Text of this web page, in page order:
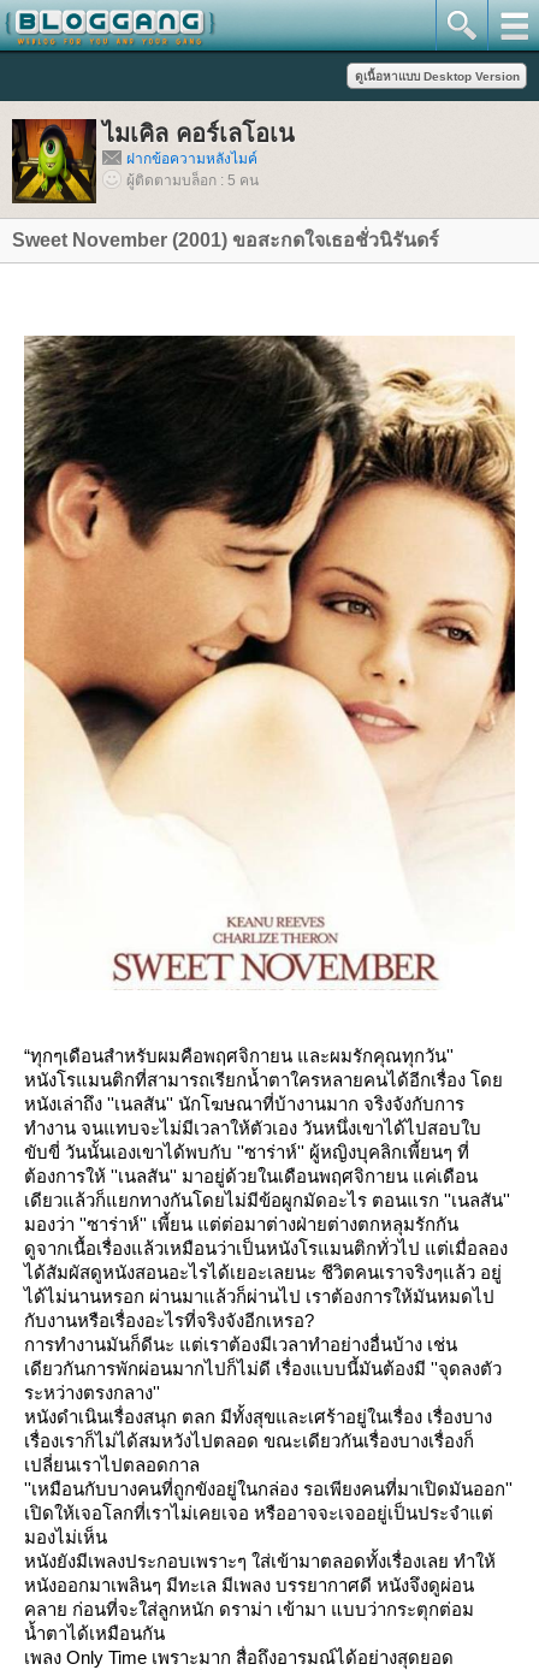
ไมเคิล คอร์เลโอเน
ฝากข้อความหลังไมค์
ผู้ติดตามบล็อก : 5 คน
Sweet November (2001) ขอสะกดใจเธอชั่วนิรันดร์
“ทุกๆเดือนสำหรับผมคือพฤศจิกายน และผมรักคุณทุกวัน''
หนังโรแมนติกที่สามารถเรียกน้ำตาใครหลายคนได้อีกเรื่อง โด
หนังเล่าถึง ''เนลสัน'' นักโฆษณาที่บ้างานมาก จริงจังกับการ
ทำงาน จนแทบจะไม่มีเวลาให้ตัวเอง วันหนึ่งเขาได้ไปสอบใบ
ขับขี่ วันนั้นเองเขาได้พบกับ ''ซาร่าห์'' ผู้หญิงบุคลิกเพี้ยนๆ ที่
ต้องการให้ ''เนลสัน'' มาอยู่ด้วยในเดือนพฤศจิกายน แค่เดือน
เดียวแล้วก็แยกทางกันโดยไม่มีข้อผูกมัดอะไร ตอนแรก ''เนลสัน''
มองว่า ''ซาร่าห์'' เพี้ยน แต่ต่อมาต่างฝ่ายต่างตกหลุมรักกัน
ดูจากเนื้อเรื่องแล้วเหมือนว่าเป็นหนังโรแมนติกทั่วไป แต่เมื่อลอง
ได้สัมผัสดูหนังสอนอะไรได้เยอะเลยนะ ชีวิตคนเราจริงๆแล้ว อยู่
ได้ไม่นานหรอก ผ่านมาแล้วก็ผ่านไป เราต้องการให้มันหมดไป
กับงานหรือเรื่องอะไรที่จริงจังอีกเหรอ?
การทำงานมันก็ดีนะ แต่เราต้องมีเวลาทำอย่างอื่นบ้าง เช่น
เดียวกันการพักผ่อนมากไปก็ไม่ดี เรื่องแบบนี้มันต้องมี ''จุดลงตัว
ระหว่างตรงกลาง''
หนังดำเนินเรื่องสนุก ตลก มีทั้งสุขและเศร้าอยู่ในเรื่อง เรื่องบาง
เรื่องเราก็ไม่ได้สมหวังไปตลอด ขณะเดียวกันเรื่องบางเรื่องก็
เปลี่ยนเราไปตลอดกาล
''เหมือนกับบางคนที่ถูกขังอยู่ในกล่อง รอเพียงคนที่มาเปิดมันออก''
เปิดให้เจอโลกที่เราไม่เคยเจอ หรืออาจจะเจออยู่เป็นประจำแต่
มองไม่เห็น
หนังยังมีเพลงประกอบเพราะๆ ใส่เข้ามาตลอดทั้งเรื่องเลย ทำให้
หนังออกมาเพลินๆ มีทะเล มีเพลง บรรยากาศดี หนังจึงดูผ่อน
คลาย ก่อนที่จะใส่ลูกหนัก ดราม่า เข้ามา แบบว่ากระตุกต่อม
น้ำตาได้เหมือนกัน
เพลง Only Time เพราะมาก สื่อถึงอารมณ์ได้อย่างสุดยอด